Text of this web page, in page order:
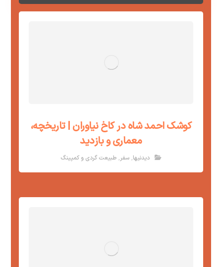
کوشک احمد شاه در کاخ نیاوران | تاریخچه،
معماری و بازدید
دیدنیها, سفر, طبیعت گردی و کمپینگ